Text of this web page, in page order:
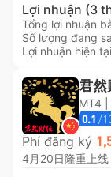
Lợi nhuận (3
Tổng lợi nhuận
Số lượng đang
Lợi nhuận hiện tại
君然
MT4 |
0.1 /
Phí đăng ký